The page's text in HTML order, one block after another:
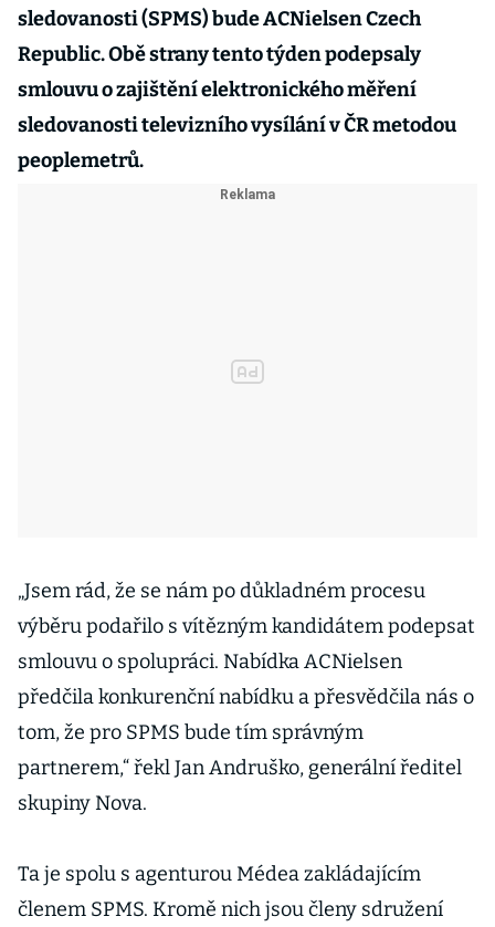
sledovanosti (SPMS) bude ACNielsen Czech
Republic. Obě strany tento týden podepsaly
smlouvu o zajištění elektronického měření
sledovanosti televizního vysílání v ČR metodou
peoplemetrů.
„Jsem rád, že se nám po důkladném procesu
výběru podařilo s vítězným kandidátem podepsat
smlouvu o spolupráci. Nabídka ACNielsen
předčila konkurenční nabídku a přesvědčila nás o
tom, že pro SPMS bude tím správným
partnerem,“ řekl Jan Andruško, generální ředitel
skupiny Nova.
Ta je spolu s agenturou Médea zakládajícím
členem SPMS. Kromě nich jsou členy sdružení